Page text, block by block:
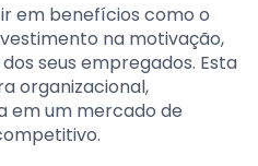
em benefícios como o
na motivação,
seus empregados. Esta
organizacional,
em um mercado de